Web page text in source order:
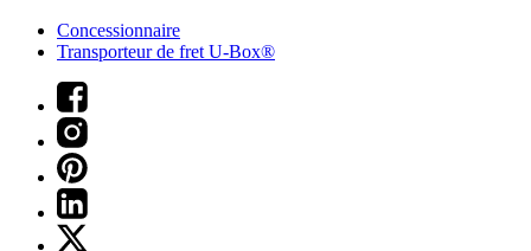
Concessionnaire
Transporteur de fret U-Box®